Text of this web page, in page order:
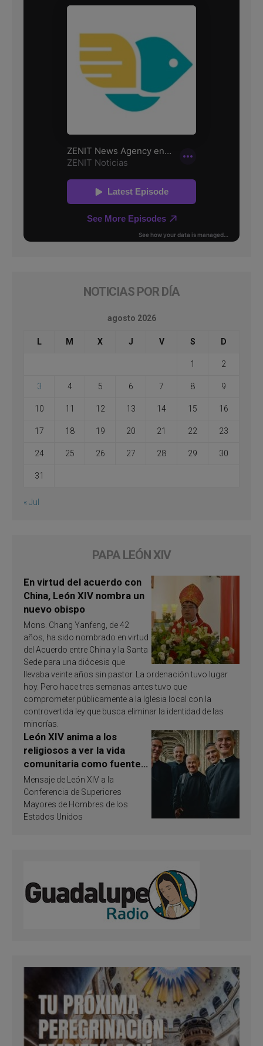
NOTICIAS POR DÍA
agosto 2026
L M X J V S D
1 2
3 4 5 6 7 8 9
10 11 12 13 14 15 16
17 18 19 20 21 22 23
24 25 26 27 28 29 30
31
« Jul
PAPA LEÓN XIV
En virtud del acuerdo con
China, León XIV nombra un
nuevo obispo
Mons. Chang Yanfeng, de 42
años, ha sido nombrado en virtud
del Acuerdo entre China y la Santa
Sede para una diócesis que
llevaba veinte años sin pastor. La ordenación tuvo lugar
hoy. Pero hace tres semanas antes tuvo que
comprometer públicamente a la Iglesia local con la
controvertida ley que busca eliminar la identidad de las
minorías.
León XIV anima a los
religiosos a ver la vida
comunitaria como fuente
de inspiración y
santificación
Mensaje de León XIV a la
Conferencia de Superiores
Mayores de Hombres de los
Estados Unidos